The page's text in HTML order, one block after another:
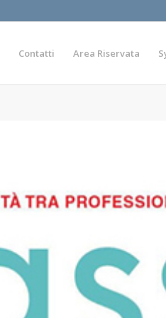
Contatti Area Riservata